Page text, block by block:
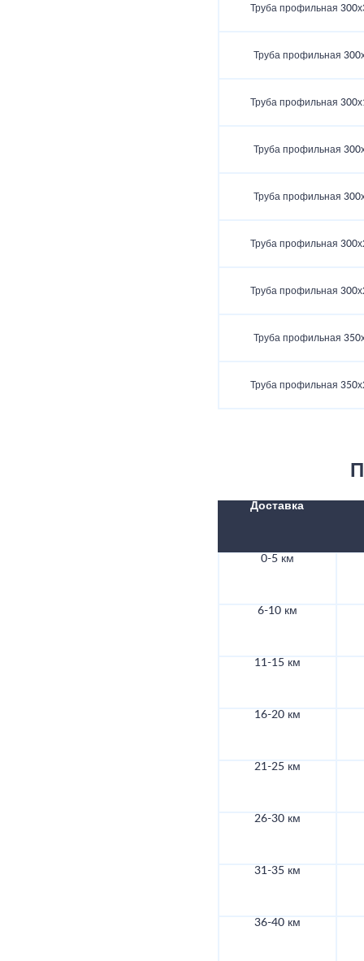
Труба профильная
Труба профильная
Труба профильная
Труба профильная
Труба профильная
Труба профильная
Труба профильная
Труба профильная
Труба профильная
Доставка
0-5 км
6-10 км
11-15 км
16-20 км
21-25 км
26-30 км
31-35 км
36-40 км